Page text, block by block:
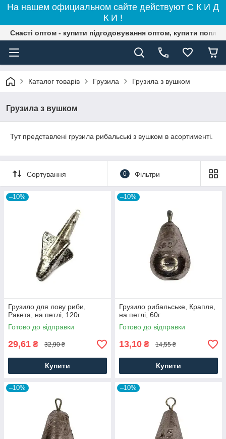
На нашем официальном сайте действуют С К И Д
К И !
Снасті оптом - купити підгодовування оптом, купити
Каталог товарів Грузила Грузила з вушком
Грузила з вушком
Тут представлені грузила рибальські з вушком в асортименті.
Сортування 0 Фільтри
–10%
Грузило для лову риби,
Ракета, на петлі, 120г
Готово до відправки
29,61 ₴ 32,90 ₴
Купити
–10%
Грузило рибальське, Крапля,
на петлі, 60г
Готово до відправки
13,10 ₴ 14,55 ₴
Купити
–10% –10%